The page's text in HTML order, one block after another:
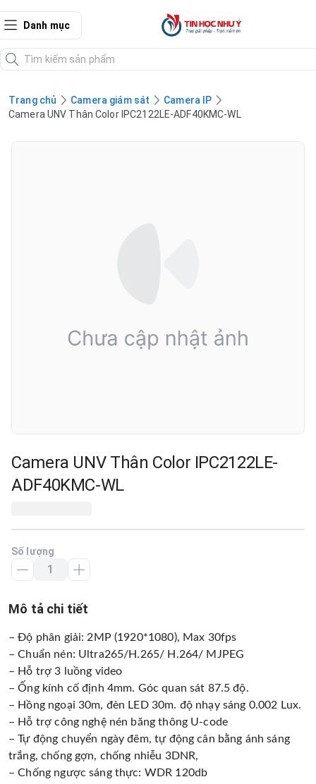
Danh mục
Trang chủ Camera giám sát
Camera IP
Camera UNV Thân Color IPC2122LE-ADF40KMC-WL
Camera UNV Thân Color IPC2122LE-
ADF40KMC-WL
Số lượng
Mô tả chi tiết
– Độ phân giải: 2MP (1920*1080), Max 30fps
– Chuẩn nén: Ultra265/H.265/ H.264/ MJPEG
– Hỗ trợ 3 luồng video
– Ống kính cố định 4mm. Góc quan sát 87.5 độ.
– Hồng ngoại 30m, đèn LED 30m. độ nhạy sáng 0.002 Lux.
– Hỗ trợ công nghệ nén băng thông U-code
– Tự động chuyển ngày đêm, tự động cân bằng ánh sáng
trắng, chống gợn, chống nhiễu 3DNR,
– Chống ngược sáng thực: WDR 120db